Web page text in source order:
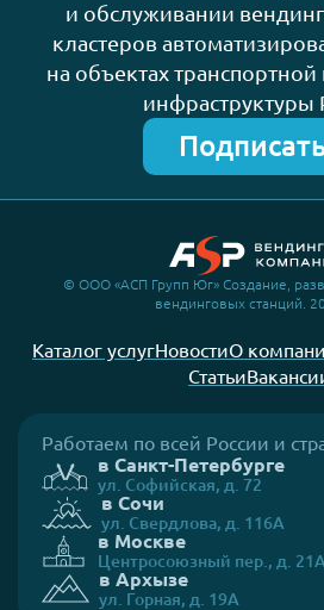
и обслуживании
кластеров
на объектах транспортной
инфраструктуры
© ООО «АСП Групп Юг» Создание,
вендинговых станций.
Каталог услугНовостиО
Статьи
Работаем по всей России и
в Санкт-Петербурге
ул. Софийская, д. 72
в Сочи
ул. Свердлова, д. 116А
в Москве
Центросоюзный пер., д.
в Архызе
ул. Горная, д. 19А